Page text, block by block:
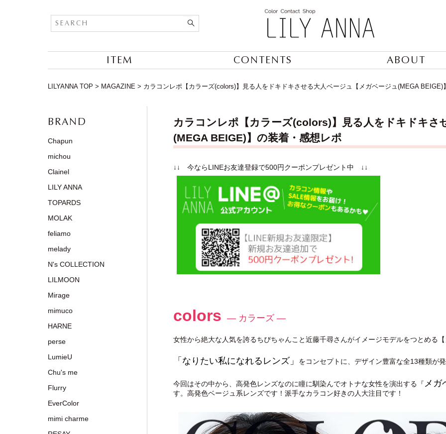
ITEM CONTENTS ABOUT
LILYANNA TOP > MAGAZINE > カラコンレポ【カラーズ(colors)】見る人をドキドキさせる大人ベージュ【メガベージュ(MEGA BEIGE)
カラコンレポ【カラーズ(colors)】見る人をドキドキさ
(MEGA BEIGE)】の装着・感想レポ
↓↓ 今ならLINEお友達登録で500円クーポンプレゼント中 ↓↓
colors — カラーズ —
女性から絶大な人気を誇るちぴちゃんこと近藤千尋さんがイメージモデルをつとめる
「なりたい私になれるレンズ」 をコンセプトに、デザイン豊富な全13種類が
今回はその中から、高発色レンズなのに瞳に馴染んでオトナな女性を演出する『 メガ
す。高発色ベージュ系レンズです！派手なカラコン好きの人大注目です！
BRAND
Chapun
michou
Clainel
LILY ANNA
TOPARDS
MOLAK
feliamo
melady
N's COLLECTION
LILMOON
Mirage
mimuco
HARNE
perse
LumieU
Chu's me
Flurry
EverColor
mimi charme